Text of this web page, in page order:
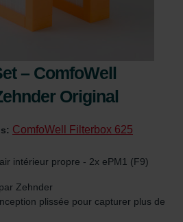
– ComfoWell
Original
ComfoWell Filterbox 625
intérieur propre - 2x ePM1 (F9)
Zehnder
plissée pour capturer plus de